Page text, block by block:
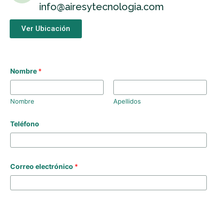
info@airesytecnologia.com
Ver Ubicación
Nombre *
Nombre Apellidos
e
l
f
n
o
o
Teléfono
Correo electrónico *